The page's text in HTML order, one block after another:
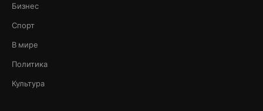
Бизнес
Спорт
В мире
Политика
Культура